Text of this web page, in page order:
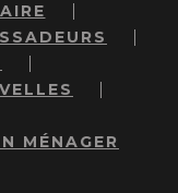
MÉNAGER